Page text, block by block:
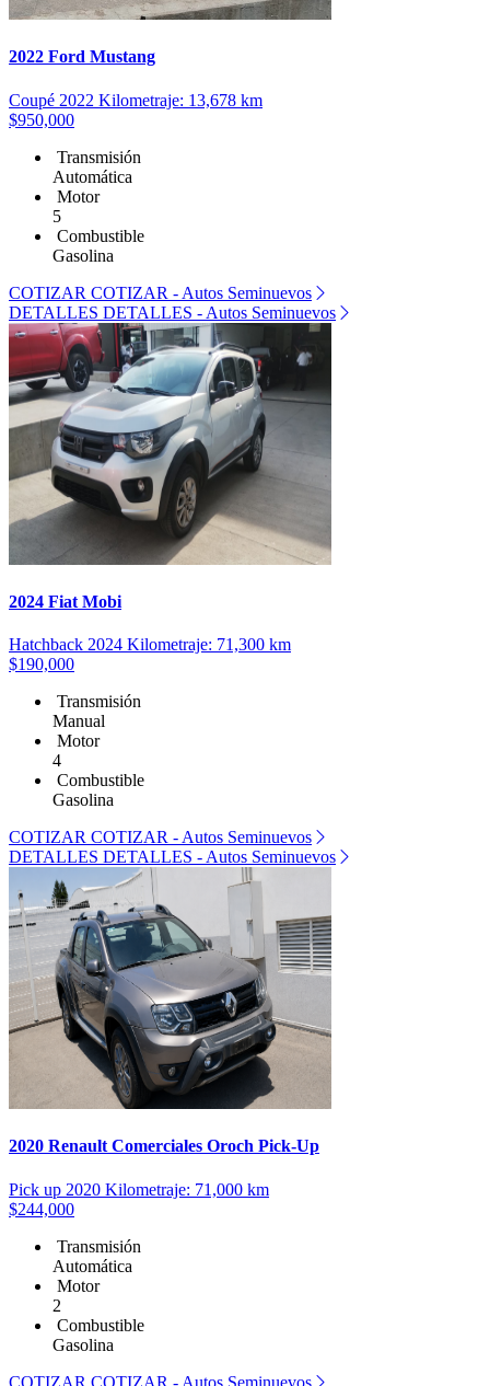
2022 Ford Mustang
Coupé 2022 Kilometraje: 13,678 km
$950,000
Transmisión
Automática
Motor
5
Combustible
Gasolina
COTIZAR COTIZAR - Autos Seminuevos
DETALLES DETALLES - Autos Seminuevos
2024 Fiat Mobi
Hatchback 2024 Kilometraje: 71,300 km
$190,000
Transmisión
Manual
Motor
4
Combustible
Gasolina
COTIZAR COTIZAR - Autos Seminuevos
DETALLES DETALLES - Autos Seminuevos
2020 Renault Comerciales Oroch Pick-Up
Pick up 2020 Kilometraje: 71,000 km
$244,000
Transmisión
Automática
Motor
2
Combustible
Gasolina
COTIZAR COTIZAR - Autos Seminuevos